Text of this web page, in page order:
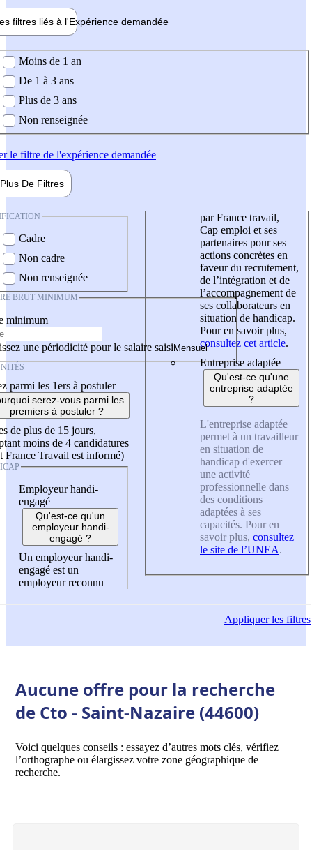
filtres liés à l'Expérience demandée
demandée
Moins de 1 an
De 1 à 3 ans
Plus de 3 ans
Non renseignée
le filtre de l'expérience demandée
Plus De Filtres
Cadre
Non cadre
Non renseignée
BRUT MINIMUM
minimum
une périodicité pour le salaire saisi
parmi les 1ers à postuler
serez-vous parmi les
premiers à postuler ?
de plus de 15 jours,
moins de 4 candidatures
France Travail est informé)
Employeur handi-
engagé
Qu'est-ce qu'un
employeur handi-
engagé ?
Un employeur handi-
engagé est un
employeur reconnu
par France travail,
Cap emploi et ses
partenaires pour ses
actions concrètes en
faveur du recrutement,
de l’intégration et de
l’accompagnement de
ses collaborateurs en
situation de handicap.
Pour en savoir plus,
consultez cet article.
Entreprise adaptée
Qu'est-ce qu'une
entreprise adaptée
?
L'entreprise adaptée
permet à un travailleur
en situation de
handicap d'exercer
une activité
professionnelle dans
des conditions
adaptées à ses
capacités. Pour en
savoir plus, consultez
le site de l’UNEA.
Appliquerles filtres
Aucune offre pour la recherche
de Cto - Saint-Nazaire (44600)
Voici quelques conseils : essayez d’autres mots clés, vérifiez
l’orthographe ou élargissez votre zone géographique de
recherche.